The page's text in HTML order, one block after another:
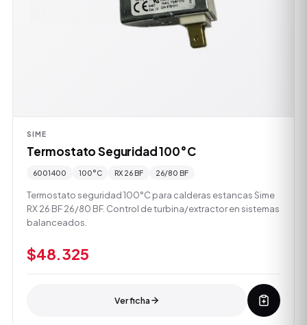
SIME
Termostato Seguridad 100°C
6001400 100°C RX 26 BF 26/80 BF
Termostato seguridad 100°C para calderas estancas Sime
RX 26 BF 26/80 BF. Control de turbina/extractor en sistemas
balanceados.
$48.325
Ver ficha